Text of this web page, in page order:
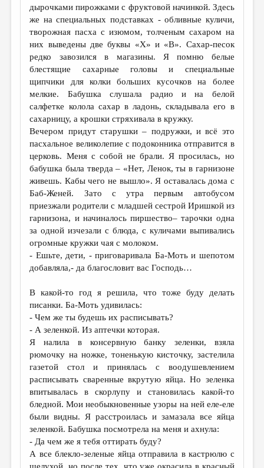
дырочками пирожками с фруктовой начинкой. Здесь
же на специальных подставках - обливные куличи,
творожная пасха с изюмом, толченым сахаром на
них выведены две буквы «Х» и «В». Сахар-песок
редко завозился в магазины. Я помню белые
блестящие сахарные головы и специальные
щипчики для колки больших кусочков на более
мелкие. Бабушка слушала радио и на белой
салфетке колола сахар в ладонь, складывала его в
сахарницу, а крошки стряхивала в кружку.
Вечером придут старушки – подружки, и всё это
пасхальное великолепие с подоконника отправится в
церковь. Меня с собой не брали. Я просилась, но
бабушка была тверда – «Нет, Ленок, ты в гарнизоне
живешь. Кабы чего не вышло». Я оставалась дома с
Баб-Женей. Зато с утра первым автобусом
приезжали родители с младшей сестрой Иришкой из
гарнизона, и начиналось пиршество– тарочки одна
за одной изчезали с блюда, с куличами выпивались
огромные кружки чая с молоком.
- Ешьте, дети, - приговаривала Ба-Моть и шепотом
добавляла,- да благословит вас Господь…
В какой-то год я решила, что тоже буду делать
писанки. Ба-Моть удивилась:
- Чем же ты будешь их расписывать?
- А зеленкой. Из аптечки которая.
Я налила в консервную банку зеленки, взяла
рюмочку на ножке, тоненькую кисточку, застелила
газетой стол и принялась с воодушевлением
расписывать сваренные вкрутую яйца. Но зеленка
впитывалась в скорлупу и становилась какой-то
бледной. Мои необыкновенные узоры на ней еле-еле
были видны. Я расстроилась и замазала все яйца
зеленкой. Бабушка посмотрела на меня и ахнула:
- Да чем же я тебя оттирать буду?
А все блекло-зеленые яйца отправила в кастрюлю с